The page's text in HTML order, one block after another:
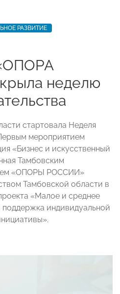
РАЗВИТИЕ
неделю
стартовала Неделя
мероприятием
«Бизнес и искусственный
Тамбовским
«ОПОРЫ РОССИИ»
Тамбовской области в
«Малое и среднее
индивидуальной